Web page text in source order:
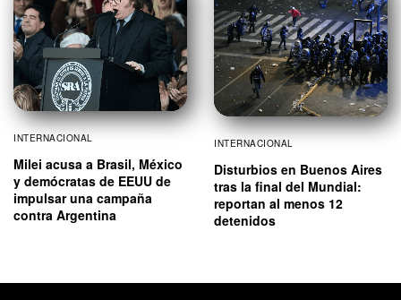
INTERNACIONAL
Milei acusa a Brasil, México
y demócratas de EEUU de
impulsar una campaña
contra Argentina
INTERNACIONAL
Disturbios en Buenos Aires
tras la final del Mundial:
reportan al menos 12
detenidos